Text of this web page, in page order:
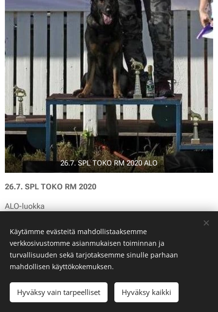
26.7. SPL TOKO RM 2020 ALO
26.7. SPL TOKO RM 2020
ALO-luokka
Käytämme evästeitä mahdollistaaksemme
verkkosivustomme asianmukaisen toiminnan ja
turvallisuuden sekä tarjotaksemme sinulle parhaan
mahdollisen käyttökokemuksen.
Hyväksy vain tarpeelliset Hyväksy kaikki